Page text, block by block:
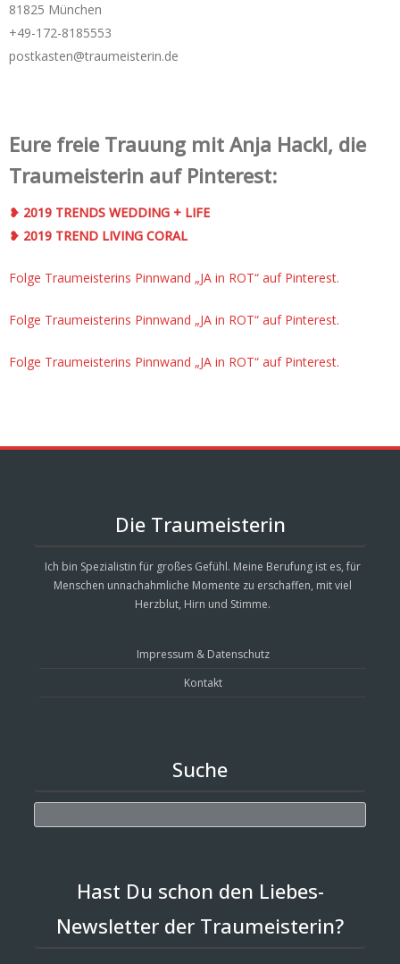
81825 München
+49-172-­8185553
postkasten@traumeisterin.de
Eure freie Trauung mit Anja Hackl, die
Traumeisterin auf Pinterest:
❥ 2019 TRENDS WEDDING + LIFE
❥ 2019 TREND LIVING CORAL
Folge Traumeisterins Pinnwand „JA in ROT“ auf Pinterest.
Folge Traumeisterins Pinnwand „JA in ROT“ auf Pinterest.
Folge Traumeisterins Pinnwand „JA in ROT“ auf Pinterest.
Die Traumeisterin
Ich bin Spezialistin für großes Gefühl. Meine Berufung ist es, für
Menschen unnachahmliche Momente zu erschaffen, mit viel
Herzblut, Hirn und Stimme.
Impressum & Datenschutz
Kontakt
Suche
Hast Du schon den Liebes-
Newsletter der Traumeisterin?